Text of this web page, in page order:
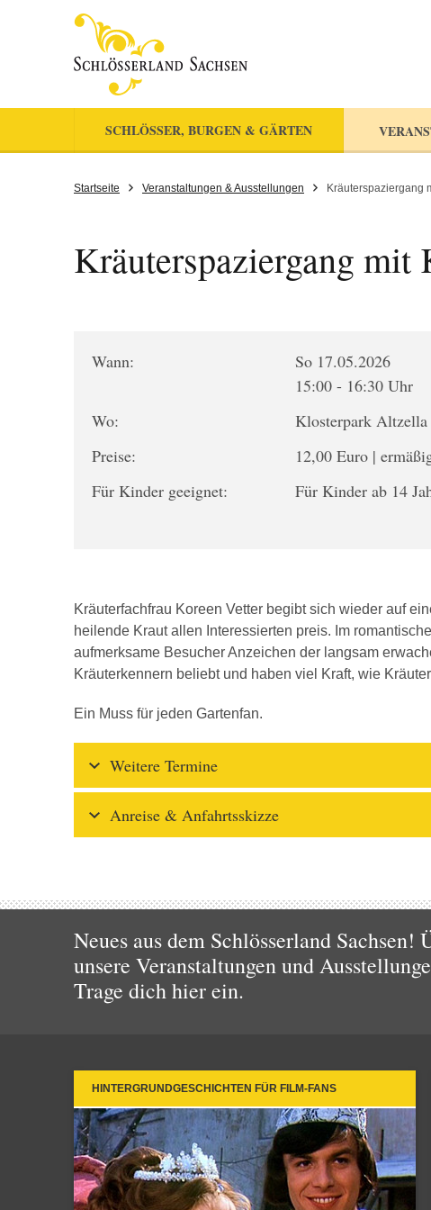
SCHLÖSSER, BURGEN & GÄRTEN
Startseite Veranstaltungen & Ausstellungen Kräuterspaziergang
Kräuterspaziergang mit
Wann:
So 17.05.2026
15:00 - 16:30 Uhr
Wo:
Klosterpark Altzella
Preise:
12,00 Euro |
Für Kinder geeignet:
Für Kinder ab 14
Kräuterfachfrau Koreen Vetter begibt sich wieder auf
heilende Kraut allen Interessierten preis. Im
aufmerksame Besucher Anzeichen der langsam
Kräuterkennern beliebt und haben viel Kraft, wie
Ein Muss für jeden Gartenfan.
Weitere Termine
Anreise & Anfahrtsskizze
Neues aus dem Schlösserland
unsere Veranstaltungen und
Trage dich hier ein.
HINTERGRUNDGESCHICHTEN FÜR FILM-FANS